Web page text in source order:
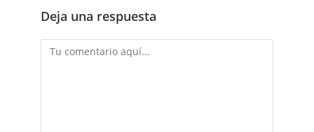
Deja una respuesta